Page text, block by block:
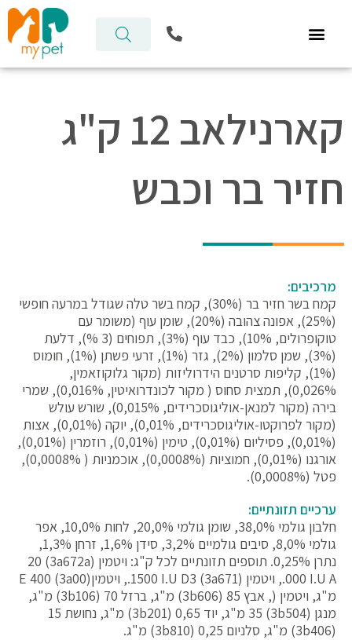
n
a
l
t
קארנילאב 12 ק"ג
חזיר בר וכבש
מרכיבים:
קמח בשר חזיר בר (30%), קמח בשר טלה שגודל במרעה חופשי
(25%), אפונה צהובה (20%), שומן עוף (משומר עם
טוקופרולים, 10%), כבד עוף (3%), תפוחים (3 %), דלעת
(3%), שמן סלמון (2%), גזר (1%), זרעי פשתן (1%), חומוס
(1%), קליפות סרטנים הידרוליזות (מקור גלוקוזאמין,
0,026%), תמצית סחוס ( מקור לכונדרואיטין, 0,016%), שמרי
בירה (מקור למנאן-אוליגוסכרידים, 0,015%), שורש עולש
(מקור לפרוקטו-אוליגוסכרידים, 0,01%), יוקה (0,01%), אצות
(0,01%), פסיליום (0,01%), טימין (0,01%), רוזמרין (0,01%),
אורגנו (0,01%), חמוציות (0,0008%), אוכמניות ( 0,0008%),
פטל (0,0008%).
ערכיים תזונתיים:
חלבון גולמי 38,0%, שומן גולמי 20,0%, לחות 10,0%, אפר
גולמי 8,0%, סיבים גולמיים 3,2%, סידן 1,6%, זרחן 1,3%,
נתרן 0,25%. תוספים תזונתיים לכל ק"ג: ויטמין (3a672a) 20
000 I.U A., ויטמין (3a671) 1500 I.U D3., ויטמיןE 400 (3a00)
מ"ג, ויטמין (, אבץ 85 (3b606) מ"ג, ברזל 70 (3b106) מ"ג,
מנגן (3b504) 35 מ"ג, יוד 0,65 (3b201) מ"ג, נחושת 15
(3b406) מ"ג, סלניום 0,25 (3b810) מ"ג.